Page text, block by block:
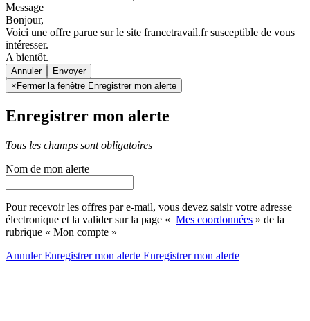
Message
Bonjour,
Voici une offre parue sur le site francetravail.fr susceptible de vous
intéresser.
A bientôt.
Annuler
× Fermer la fenêtre Enregistrer mon alerte
Enregistrer mon alerte
Tous les champs sont obligatoires
Nom de mon alerte
Pour recevoir les offres par e-mail, vous devez saisir votre adresse
électronique et la valider sur la page « Mes coordonnées » de la
rubrique « Mon compte »
AnnulerEnregistrer mon alerte Enregistrermon alerte